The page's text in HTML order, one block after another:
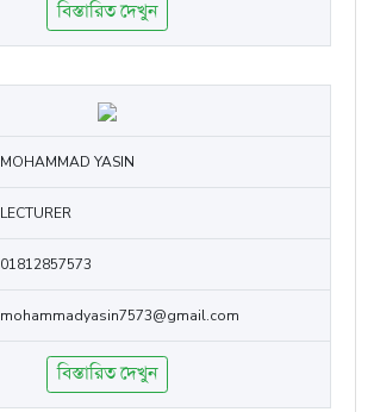
বিস্তারিত দেখুন
MOHAMMAD YASIN
LECTURER
01812857573
mohammadyasin7573@gmail.com
বিস্তারিত দেখুন